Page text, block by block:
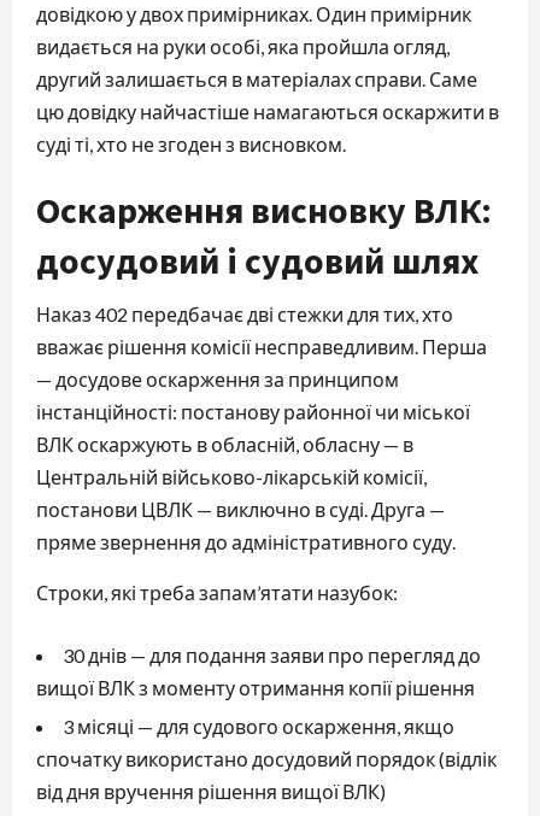
довідкою у двох примірниках. Один примірник
видається на руки особі, яка пройшла огляд,
другий залишається в матеріалах справи. Саме
цю довідку найчастіше намагаються оскаржити в
суді ті, хто не згоден з висновком.
Оскарження висновку ВЛК:
досудовий і судовий шлях
Наказ 402 передбачає дві стежки для тих, хто
вважає рішення комісії несправедливим. Перша
— досудове оскарження за принципом
інстанційності: постанову районної чи міської
ВЛК оскаржують в обласній, обласну — в
Центральній військово-лікарській комісії,
постанови ЦВЛК — виключно в суді. Друга —
пряме звернення до адміністративного суду.
Строки, які треба запам’ятати назубок:
30 днів — для подання заяви про перегляд до
вищої ВЛК з моменту отримання копії рішення
3 місяці — для судового оскарження, якщо
спочатку використано досудовий порядок (відлік
від дня вручення рішення вищої ВЛК)